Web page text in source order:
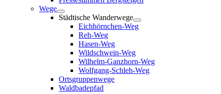
Wege
Städtische Wanderwege
Eichhörnchen-Weg
Reh-Weg
Hasen-Weg
Wildschwein-Weg
Wilhelm-Ganzhorn-Weg
Wolfgang-Schleh-Weg
Ortsgruppenwege
Waldbadepfad